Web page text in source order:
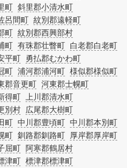
町 斜里郡小清水町
呂間町 紋別郡遠軽町
町 紋別郡西興部村
町 有珠郡壮瞥町 白老郡白老町
平町 勇払郡むかわ町
町 浦河郡浦河町 様似郡様似町
郡音更町 河東郡士幌町
得町 上川郡清水町
別村 広尾郡大樹町
町 中川郡豊頃町 中川郡本別町
町 釧路郡釧路町 厚岸郡厚岸町
屈町
阿寒郡鶴居村
津町 標津郡標津町